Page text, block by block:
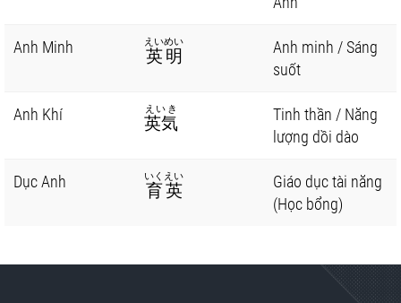
Anh Minh 英明
えいめい
Anh minh / Sáng
suốt
Anh Khí 英気
えいき
Tinh thần / Năng
lượng dồi dào
Dục Anh 育英
いくえい
Giáo dục tài năng
(Học bổng)